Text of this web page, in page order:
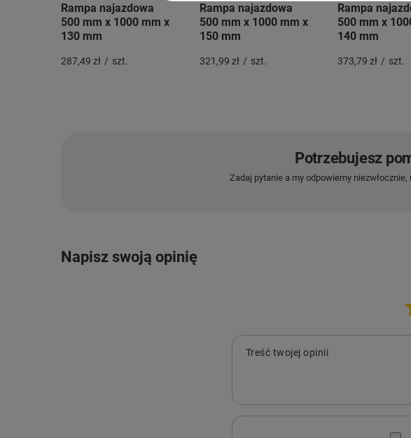
Rampa najazdowa
500 mm x 1000 mm x
130 mm
287,49 zł / szt.
Rampa najazdowa
500 mm x 1000 mm x
150 mm
321,99 zł / szt.
Rampa
500 mm x
140 mm
373,79 zł / szt.
Potrzebujesz
Zadaj pytanie a my odpowiemy
Napisz swoją opinię
Treść twojej opinii